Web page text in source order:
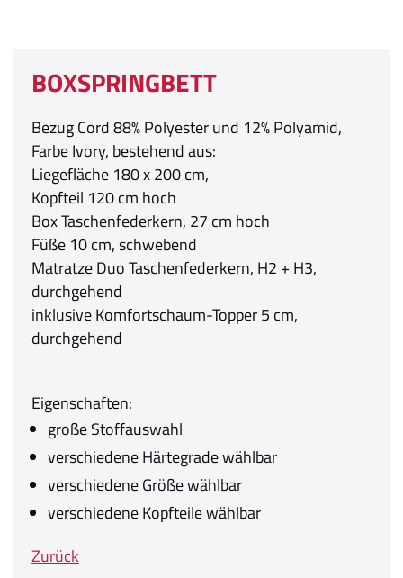
BOXSPRINGBETT
Bezug Cord 88% Polyester und 12% Polyamid,
Farbe Ivory, bestehend aus:
Liegefläche 180 x 200 cm,
Kopfteil 120 cm hoch
Box Taschenfederkern, 27 cm hoch
Füße 10 cm, schwebend
Matratze Duo Taschenfederkern, H2 + H3,
durchgehend
inklusive Komfortschaum-Topper 5 cm,
durchgehend
Eigenschaften:
große Stoffauswahl
verschiedene Härtegrade wählbar
verschiedene Größe wählbar
verschiedene Kopfteile wählbar
Zurück